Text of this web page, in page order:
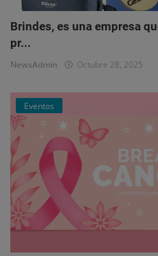
Brindes, es una empresa
pr...
NewsAdmin Octubre 28, 2025
Eventos